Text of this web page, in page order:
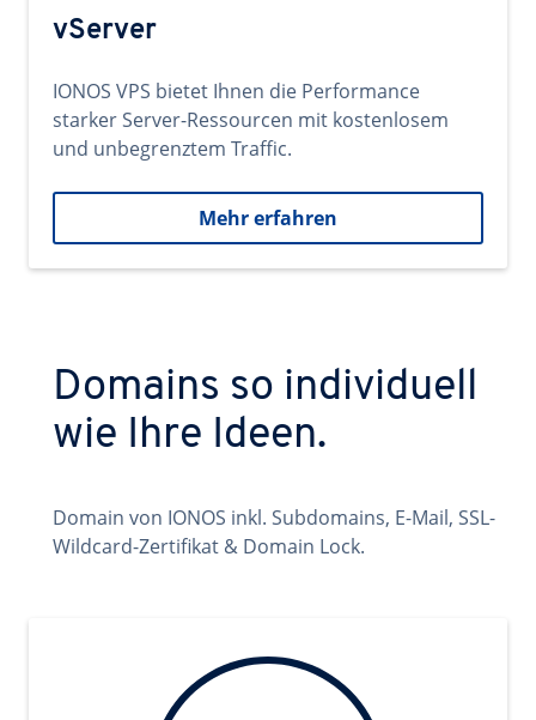
vServer
IONOS VPS bietet Ihnen die Performance
starker Server-Ressourcen mit kostenlosem
und unbegrenztem Traffic.
Mehr erfahren
Domains so individuell
wie Ihre Ideen.
Domain von IONOS inkl. Subdomains, E-Mail, SSL-
Wildcard-Zertifikat & Domain Lock.